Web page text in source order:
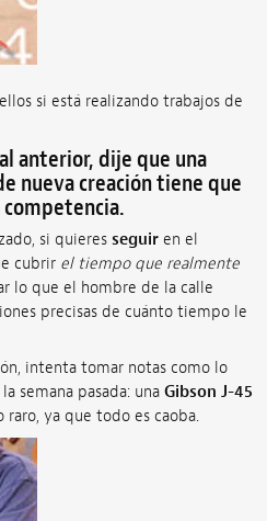
si está realizando trabajos de
anterior, dije que una
nueva creación tiene que
si quieres seguiren el
cubrir el tiempo que realmente
lo que el hombre de la calle
precisas de cuánto tiempo le
intenta tomar notas como lo
semana pasada: una Gibson J-45
raro, ya que todo es caoba.